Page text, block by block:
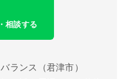
相談する
ランス（君津市）